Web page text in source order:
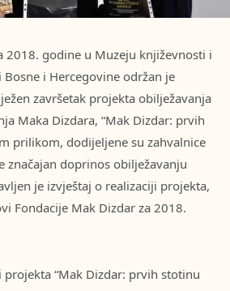
2018. godine u Muzeju književnosti i
i Hercegovine održan je
završetak projekta obilježavanja
Maka Dizdara, “Mak Dizdar: prvih
prilikom, dodijeljene su zahvalnice
značajan doprinos obilježavanju
je izvještaj o realizaciji projekta,
Fondacije Mak Dizdar za 2018.
“Mak Dizdar: prvih stotinu